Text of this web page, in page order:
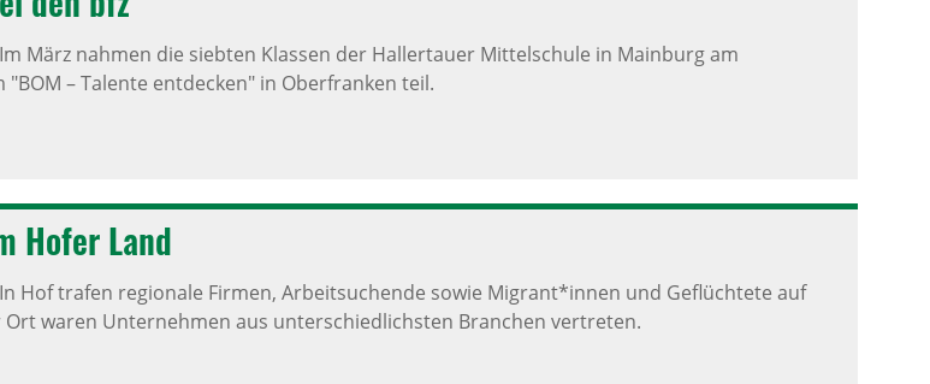
März nahmen die siebten Klassen der Hallertauer Mittelschule in Mainburg am
– Talente entdecken" in Oberfranken teil.
Hofer Land
Hof trafen regionale Firmen, Arbeitsuchende sowie Migrant*innen und Geflüchtete auf
waren Unternehmen aus unterschiedlichsten Branchen vertreten.